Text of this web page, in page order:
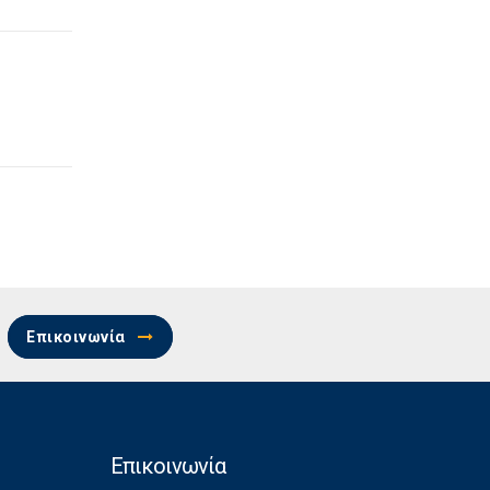
Επικοινωνία
Επικοινωνία